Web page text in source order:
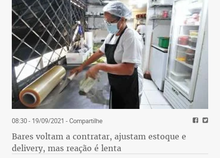
08:30 - 19/09/2021 - Compartilhe
Bares voltam a contratar, ajustam estoque e
delivery, mas reação é lenta